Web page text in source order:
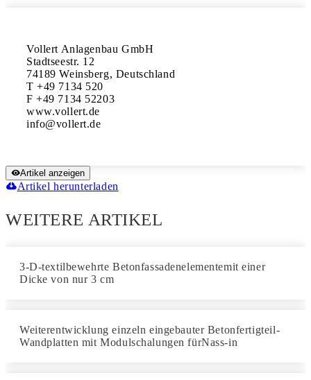
Vollert Anlagenbau GmbH
Stadtseestr. 12
74189 Weinsberg, Deutschland
T +49 7134 520
F +49 7134 52203
www.vollert.de
Artikel anzeigen
Artikel herunterladen
WEITERE ARTIKEL
3-D-textilbewehrte Betonfassadenelementemit einer
Dicke von nur 3 cm
Weiterentwicklung einzeln eingebauter Betonfertigteil-
Wandplatten mit Modulschalungen fürNass-in